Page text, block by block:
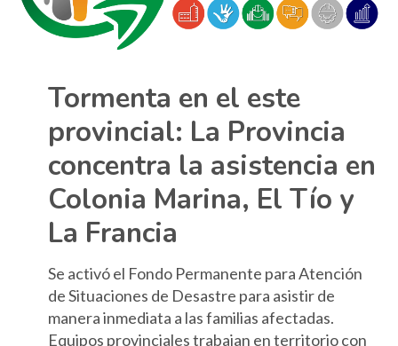
Tormenta en el este
provincial: La Provincia
concentra la asistencia en
Colonia Marina, El Tío y
La Francia
Se activó el Fondo Permanente para Atención
de Situaciones de Desastre para asistir de
manera inmediata a las familias afectadas.
Equipos provinciales trabajan en territorio con